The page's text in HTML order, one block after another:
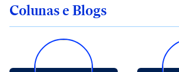
Colunas e Blogs